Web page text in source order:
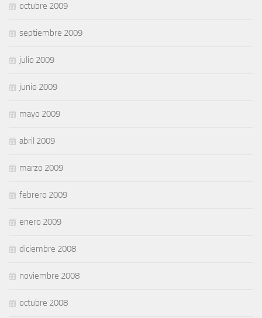
octubre 2009
septiembre 2009
julio 2009
junio 2009
mayo 2009
abril 2009
marzo 2009
febrero 2009
enero 2009
diciembre 2008
noviembre 2008
octubre 2008